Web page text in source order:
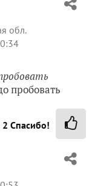
обл.
2 Спасибо!